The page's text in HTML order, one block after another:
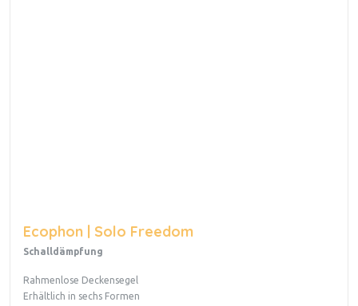
Ecophon | Solo Freedom
Schalldämpfung
Rahmenlose Deckensegel
Erhältlich in sechs Formen